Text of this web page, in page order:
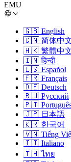
EMU
🇬🇧 English
🇨🇳 简体中
🇭🇰 繁體中
🇮🇳 हिन्दी
🇪🇸 Español
🇫🇷 Français
🇩🇪 Deutsch
🇷🇺 Русский
🇵🇹
🇯🇵 日本語
🇰🇷 한국어
🇻🇳 Tiếng
🇮🇹 Italiano
🇹🇭 ไทย